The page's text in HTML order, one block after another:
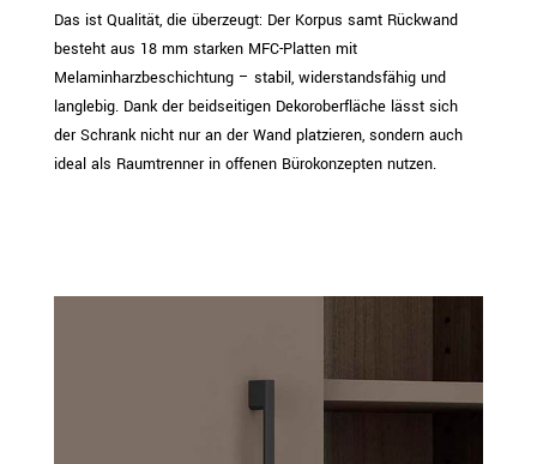
Das ist Qualität, die überzeugt: Der Korpus samt Rückwand
besteht aus 18 mm starken MFC-Platten mit
Melaminharzbeschichtung – stabil, widerstandsfähig und
langlebig. Dank der beidseitigen Dekoroberfläche lässt sich
der Schrank nicht nur an der Wand platzieren, sondern auch
ideal als Raumtrenner in offenen Bürokonzepten nutzen.